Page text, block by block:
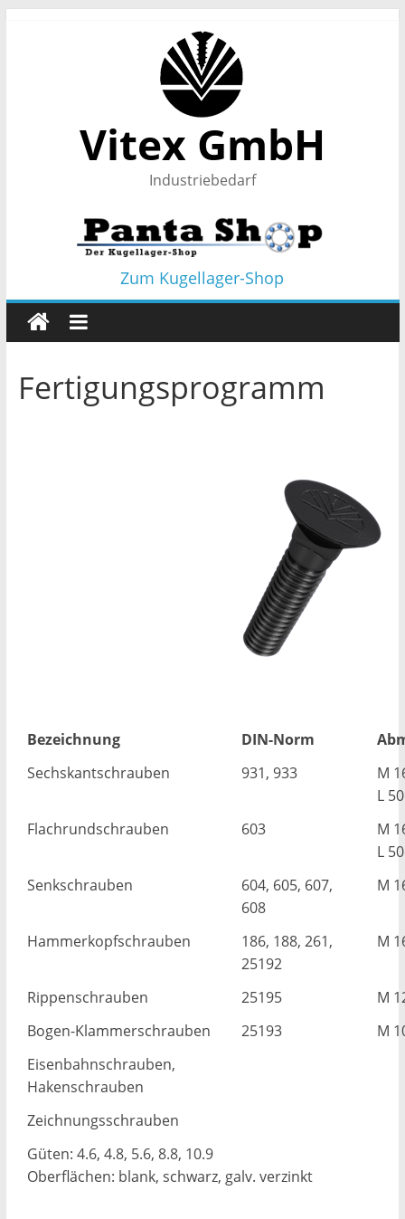
Vitex GmbH
Industriebedarf
Zum Kugellager-Shop
Fertigungsprogramm
Bezeichnung DIN-Norm
Sechskantschrauben
931, 933
M
L
Flachrundschrauben
603
M
L
Senkschrauben
604, 605, 607,
608
M
Hammerkopfschrauben
186, 188, 261,
25192
M
Rippenschrauben 25195
M
Bogen-Klammerschrauben
25193
M
Eisenbahnschrauben,
Hakenschrauben
Zeichnungsschrauben
Güten: 4.6, 4.8, 5.6, 8.8, 10.9
Oberflächen: blank, schwarz, galv. verzinkt